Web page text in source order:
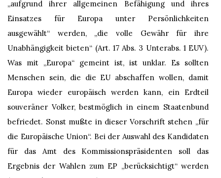
„aufgrund ihrer allgemeinen Befähigung und ihres
Einsatzes für Europa unter Persönlichkeiten
ausgewählt“ werden, „die volle Gewähr für ihre
Unabhängigkeit bieten“ (Art. 17 Abs. 3 Unterabs. 1 EUV).
Was mit „Europa“ gemeint ist, ist unklar. Es sollten
Menschen sein, die die EU abschaffen wollen, damit
Europa wieder europäisch werden kann, ein Erdteil
souveräner Volker, bestmöglich in einem Staatenbund
befriedet. Sonst mußte in dieser Vorschrift stehen „für
die Europäische Union“. Bei der Auswahl des Kandidaten
für das Amt des Kommissionspräsidenten soll das
Ergebnis der Wahlen zum EP „berücksichtigt“ werden